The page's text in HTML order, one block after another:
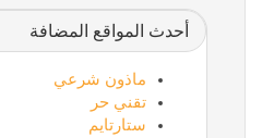
أحدث المواقع المضافة
ماذون شرعي
تقني حر
ستارتايم